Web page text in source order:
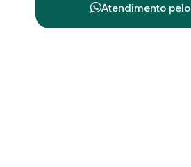
Atendimento pelo